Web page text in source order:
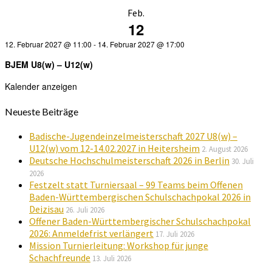
Feb.
12
12. Februar 2027 @ 11:00 - 14. Februar 2027 @ 17:00
BJEM U8(w) – U12(w)
Kalender anzeigen
Neueste Beiträge
Badische-Jugendeinzelmeisterschaft 2027 U8(w) –
U12(w) vom 12-14.02.2027 in Heitersheim 2. August 2026
Deutsche Hochschulmeisterschaft 2026 in Berlin 30. Juli
2026
Festzelt statt Turniersaal – 99 Teams beim Offenen
Baden-Württembergischen Schulschachpokal 2026 in
Deizisau 26. Juli 2026
Offener Baden-Württembergischer Schulschachpokal
2026: Anmeldefrist verlängert 17. Juli 2026
Mission Turnierleitung: Workshop für junge
Schachfreunde 13. Juli 2026